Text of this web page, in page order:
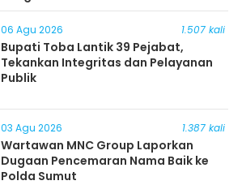
06 Agu 2026 1.507 kali
Bupati Toba Lantik 39 Pejabat,
Tekankan Integritas dan Pelayanan
Publik
03 Agu 2026 1.387 kali
Wartawan MNC Group Laporkan
Dugaan Pencemaran Nama Baik ke
Polda Sumut